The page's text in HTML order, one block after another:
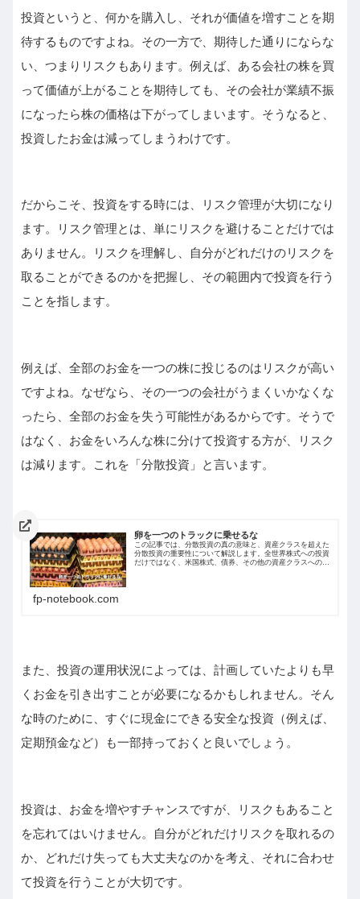
投資というと、何かを購入し、それが価値を増すことを期
待するものですよね。その一方で、期待した通りにならな
い、つまりリスクもあります。例えば、ある会社の株を買
って価値が上がることを期待しても、その会社が業績不振
になったら株の価格は下がってしまいます。そうなると、
投資したお金は減ってしまうわけです。
だからこそ、投資をする時には、リスク管理が大切になり
ます。リスク管理とは、単にリスクを避けることだけでは
ありません。リスクを理解し、自分がどれだけのリスクを
取ることができるのかを把握し、その範囲内で投資を行う
ことを指します。
例えば、全部のお金を一つの株に投じるのはリスクが高い
ですよね。なぜなら、その一つの会社がうまくいかなくな
ったら、全部のお金を失う可能性があるからです。そうで
はなく、お金をいろんな株に分けて投資する方が、リスク
は減ります。これを「分散投資」と言います。
卵を一つのトラックに乗せるな
この記事では、分散投資の真の意味と、資産クラスを超えた
分散投資の重要性について解説します。全世界株式への投資
だけではなく、米国株式、債券、その他の資産クラスへの投
fp-notebook.com
また、投資の運用状況によっては、計画していたよりも早
くお金を引き出すことが必要になるかもしれません。そん
な時のために、すぐに現金にできる安全な投資（例えば、
定期預金など）も一部持っておくと良いでしょう。
投資は、お金を増やすチャンスですが、リスクもあること
を忘れてはいけません。自分がどれだけリスクを取れるの
か、どれだけ失っても大丈夫なのかを考え、それに合わせ
て投資を行うことが大切です。